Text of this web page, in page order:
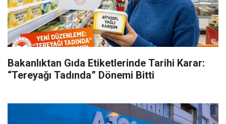
Bakanlıktan Gıda Etiketlerinde Tarihi Karar:
“Tereyağı Tadında” Dönemi Bitti